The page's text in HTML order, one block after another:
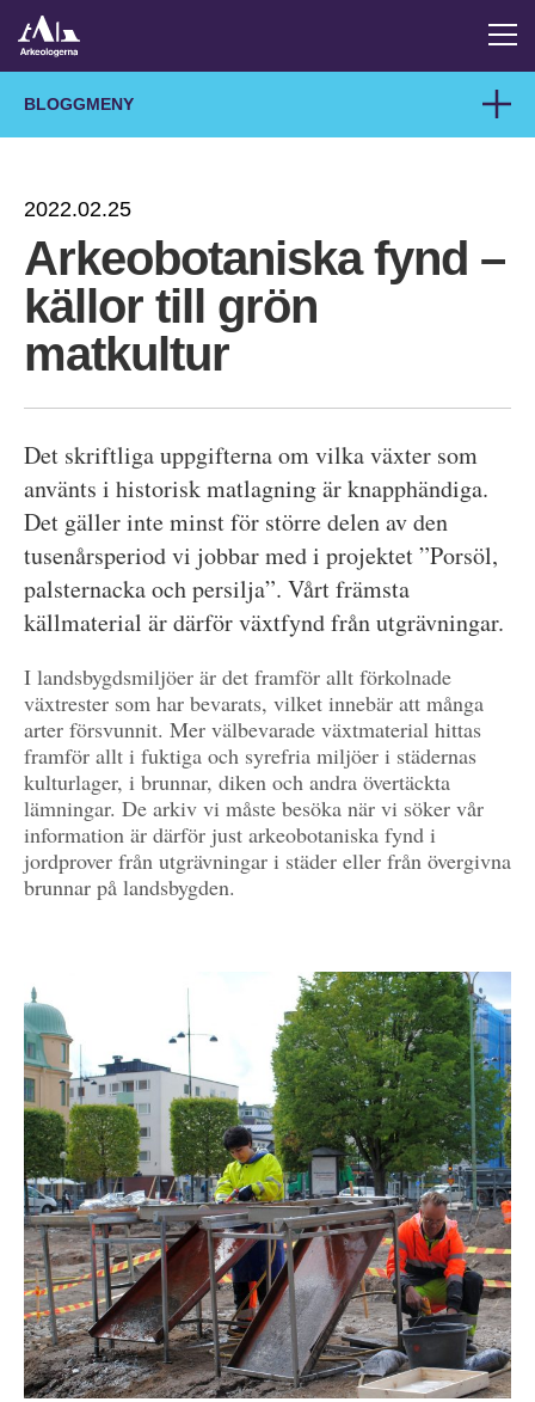
BLOGGMENY
2022.02.25
Arkeobotaniska fynd –
källor till grön
matkultur
Det skriftliga uppgifterna om vilka växter som
använts i historisk matlagning är knapphändiga.
Det gäller inte minst för större delen av den
tusenårsperiod vi jobbar med i projektet ”Porsöl,
palsternacka och persilja”. Vårt främsta
källmaterial är därför växtfynd från utgrävningar.
I landsbygdsmiljöer är det framför allt förkolnade
växtrester som har bevarats, vilket innebär att många
arter försvunnit. Mer välbevarade växtmaterial hittas
framför allt i fuktiga och syrefria miljöer i städernas
kulturlager, i brunnar, diken och andra övertäckta
lämningar. De arkiv vi måste besöka när vi söker vår
information är därför just arkeobotaniska fynd i
jordprover från utgrävningar i städer eller från övergivna
brunnar på landsbygden.